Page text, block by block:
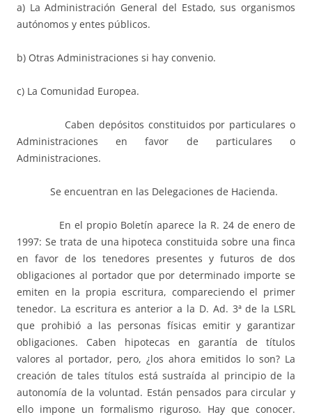
a) La Administración General del Estado, sus organismos
autónomos y entes públicos.
b) Otras Administraciones si hay convenio.
c) La Comunidad Europea.
Caben depósitos constituidos por particulares o
Administraciones en favor de particulares o
Administraciones.
Se encuentran en las Delegaciones de Hacienda.
En el propio Boletín aparece la R. 24 de enero de
1997: Se trata de una hipoteca constituida sobre una finca
en favor de los tenedores presentes y futuros de dos
obligaciones al portador que por determinado importe se
emiten en la propia escritura, compareciendo el primer
tenedor. La escritura es anterior a la D. Ad. 3ª de la LSRL
que prohibió a las personas físicas emitir y garantizar
obligaciones. Caben hipotecas en garantía de títulos
valores al portador, pero, ¿los ahora emitidos lo son? La
creación de tales títulos está sustraída al principio de la
autonomía de la voluntad. Están pensados para circular y
ello impone un formalismo riguroso. Hay que conocer.